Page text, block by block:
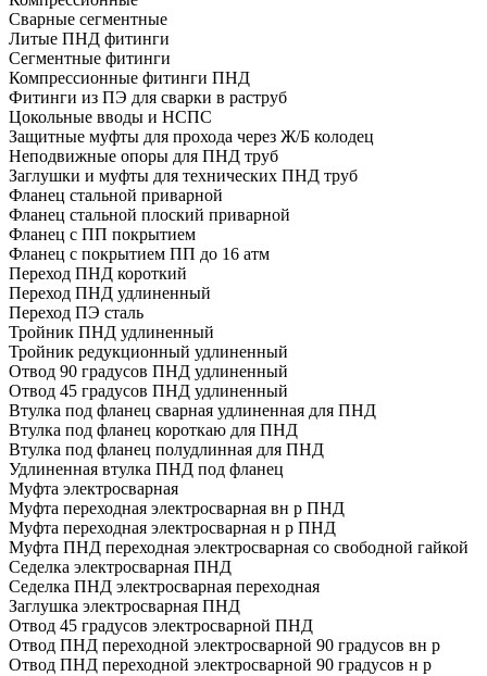
Сварные сегментные
Литые ПНД фитинги
Сегментные фитинги
Компрессионные фитинги ПНД
Фитинги из ПЭ для сварки в раструб
Цокольные вводы и НСПС
Защитные муфты для прохода через Ж/Б колодец
Неподвижные опоры для ПНД труб
Заглушки и муфты для технических ПНД труб
Фланец стальной приварной
Фланец стальной плоский приварной
Фланец с ПП покрытием
Фланец с покрытием ПП до 16 атм
Переход ПНД короткий
Переход ПНД удлиненный
Переход ПЭ сталь
Тройник ПНД удлиненный
Тройник редукционный удлиненный
Отвод 90 градусов ПНД удлиненный
Отвод 45 градусов ПНД удлиненный
Втулка под фланец сварная удлиненная для ПНД
Втулка под фланец короткаю для ПНД
Втулка под фланец полудлинная для ПНД
Удлиненная втулка ПНД под фланец
Муфта электросварная
Муфта переходная электросварная вн р ПНД
Муфта переходная электросварная н р ПНД
Муфта ПНД переходная электросварная со свободной гайкой
Седелка электросварная ПНД
Седелка ПНД электросварная переходная
Заглушка электросварная ПНД
Отвод 45 градусов электросварной ПНД
Отвод ПНД переходной электросварной 90 градусов вн р
Отвод ПНД переходной электросварной 90 градусов н р